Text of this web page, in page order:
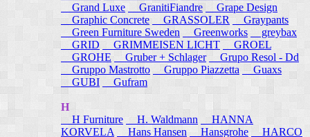
Grand Luxe
GranitiFiandre
Grape Design
Graphic Concrete
GRASSOLER
Graypants
Green Furniture Sweden
Greenworks
greybax
GRID
GRIMMEISEN LICHT
GROEL
GROHE
Gruber + Schlager
Grupo Resol - Dd
Gruppo Mastrotto
Gruppo Piazzetta
Guaxs
GUBI
Gufram
H
H Furniture
H. Waldmann
HANNA
KORVELA
Hans Hansen Hansgrohe HARCO